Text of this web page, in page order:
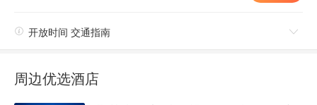
 开放时间 交通指南 
周边优选酒店